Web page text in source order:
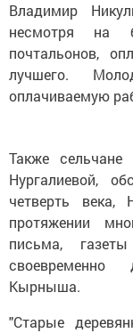
Владимир
несмотря на
почтальонов,
лучшего.
оплачиваемую
Также сельчане
Нургалиевой,
четверть века,
протяжении
письма,
Кырныша.
"Старые